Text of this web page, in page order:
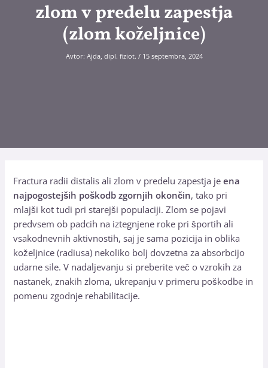
zlom v predelu zapestja
(zlom koželjnice)
Avtor: Ajda, dipl. fiziot. / 15 septembra, 2024
Fractura radii distalis ali zlom v predelu zapestja jeena
najpogostejših poškodb zgornjih okončin, tako pri
mlajši kot tudi pri starejši populaciji. Zlom se pojavi
predvsem ob padcih na iztegnjene roke pri športih ali
vsakodnevnih aktivnostih, saj je sama pozicija in oblika
koželjnice (radiusa) nekoliko bolj dovzetna za absorbcijo
udarne sile. V nadaljevanju si preberite več o vzrokih za
nastanek, znakih zloma, ukrepanju v primeru poškodbe in
pomenu zgodnje rehabilitacije.